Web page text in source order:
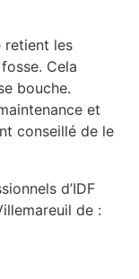
retient les
Cela
bouche.
et
conseillé de le
d’IDF
de :